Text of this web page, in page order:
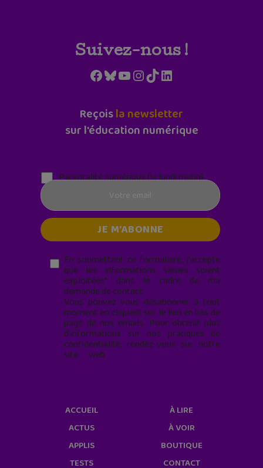
Suivez-nous !
Facebook
Bluesky
YouTube
Instagram
TikTokLinkedIn
Reçoisla newsletter
sur l'éducation numérique
Parentalité numérique (le lundi matin)
En soumettant ce formulaire, j’accepte
que les informations saisies soient
exploitées* dans le cadre de ma
demande de contact.
Vous pouvez vous désabonner à tout
moment en cliquant sur le lien en bas de
page de nos emails. Pour obtenir plus
d'informations sur nos pratiques de
confidentialité, rendez-vous sur notre
site web
ACCUEIL
ACTUS
APPLIS
TESTS
À LIRE
À VOIR
BOUTIQUE
CONTACT